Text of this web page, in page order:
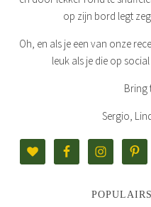
op zijn bord legt
Oh, en als je een van onze
leuk als je die op
Bring
Sergio,